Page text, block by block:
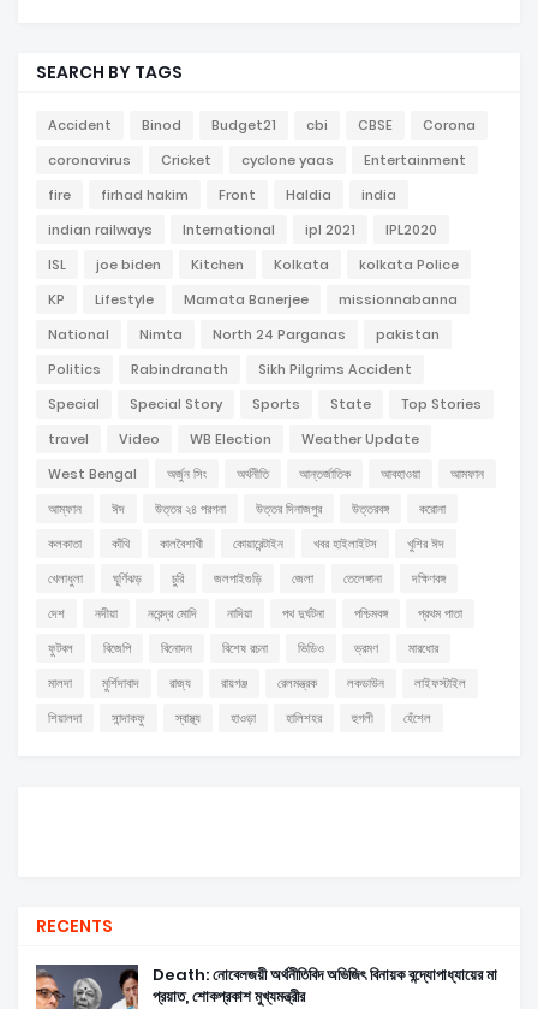
SEARCH BY TAGS
Accident Binod Budget21 cbi CBSE
Corona
coronavirus
Cricket cyclone yaas
Entertainment
fire
firhad hakim Front Haldia
india
indian railways
International ipl 2021
IPL2020
ISL
joe biden Kitchen Kolkata
kolkata Police
KP
Lifestyle Mamata Banerjee
missionnabanna
National
Nimta North 24 Parganas
pakistan
Politics
Rabindranath
Sikh Pilgrims Accident
Special
Special Story Sports State
Top Stories
travel
Video WB Election
Weather Update
West Bengal
অর্জুন সিং অর্থনীতি আন্তর্জাতিক আবহাওয়া
আমফান
আম্ফান
ঈদ উত্তর ২৪ পরগনা উত্তর দিনাজপুর উত্তরবঙ্গ
করোনা
কলকাতা
কাঁথি কালবৈশাখী কোয়ারেন্টাইন খবর হাইলাইটস
খুশির ঈদ
খেলাধুলা
ঘূর্ণিঝড় চুরি জলপাইগুড়ি জেলা তেলেঙ্গানা
দক্ষিণবঙ্গ
দেশ
নদীয়া নরেন্দ্র মোদি নাদিয়া পথ দুর্ঘটনা পশ্চিমবঙ্গ
প্রথম পাতা
ফুটবল
বিজেপি বিনোদন বিশেষ রচনা ভিডিও ভ্রমণ
মারধোর
মালদা
মুর্শিদাবাদ রাজ্য রায়গঞ্জ রেলমন্ত্রক লকডাউন
লাইফস্টাইল
শিয়ালদা
সান্দাকফু স্বাস্থ্য হাওড়া হালিশহর হুগলী হেঁশেল
RECENTS
Death: নোবেলজয়ী অর্থনীতিবিদ অভিজিৎ বিনায়ক বন্দ্যোপাধ্যায়ের মা
প্রয়াত, শোকপ্রকাশ মুখ্যমন্ত্রীর